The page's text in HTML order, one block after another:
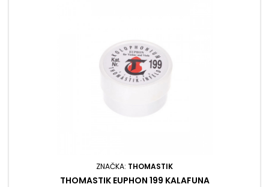
ZNAČKA: THOMASTIK
THOMASTIK EUPHON 199 KALAFUNA